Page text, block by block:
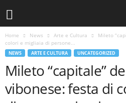
Home News Arte e Cultura
Mileto
colori e migliaia di persone...
NEWS ARTE E CULTURA UNCATEGORIZED
Mileto “capitale”
vibonese: festa di